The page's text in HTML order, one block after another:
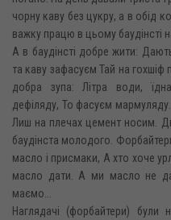
чорну каву без цукру, а в обід
важку працю в цьому баудінсті
А в баудінсті добре жити:
та каву зафасуєм Тай на гохшіф
добра зупа: Літра води,
дефіляду, То фасуєм
Лиш на плечах цемент носим.
баудінста молодого.
масло і присмаки, А хто хоче
масло дати. А ми масло не
маємо...
Наглядачі (форбайтери) були